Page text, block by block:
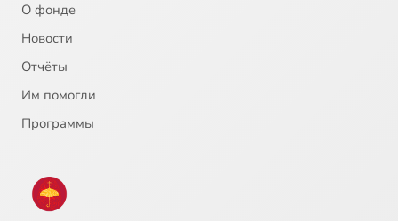
21
22
О фонде
Новости
Отчёты
Им помогли
Программы